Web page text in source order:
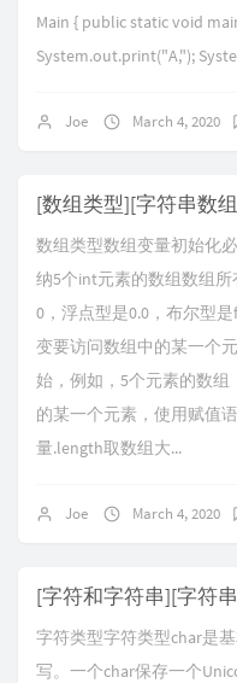
Main { public static void
System.out.print("A,");
Joe March 4, 2020
[数组类型][字符串数
数组类型数组变量初始化
纳5个int元素的数组数组
0，浮点型是0.0，布尔型
变要访问数组中的某一个
始，例如，5个元素的数组
的某一个元素，使用赋值
量.length取数组大...
Joe March 4, 2020
字符类型字符类型char是
写。一个char保存一个